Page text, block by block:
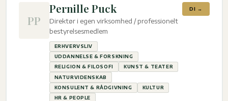
PP
Pernille Puck
Direktør i egen virksomhed / professionelt
bestyrelsesmedlem
ERHVERVSLIV
UDDANNELSE & FORSKNING
RELIGION & FILOSOFI
KUNST & TEATER
NATURVIDENSKAB
KONSULENT & RÅDGIVNING
KULTUR
HR & PEOPLE
DI →